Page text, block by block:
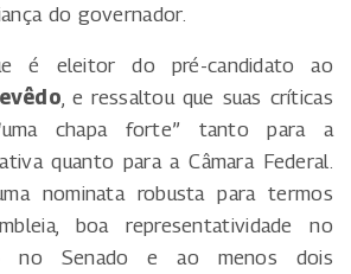
do governador.
é eleitor do pré-candidato ao
, e ressaltou que suas críticas
chapa forte” tanto para a
quanto para a Câmara Federal.
nominata robusta para termos
boa representatividade no
no Senado e ao menos dois